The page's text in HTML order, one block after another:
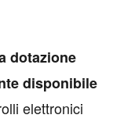
dotazione
disponibile
elettronici